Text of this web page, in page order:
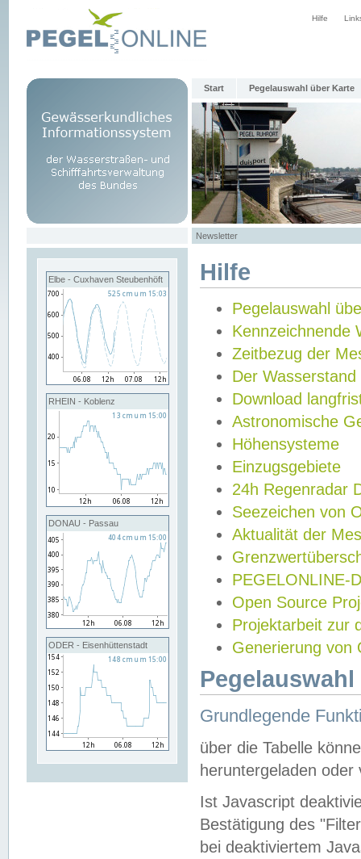
Hilfe
Start Pegelauswahl über Karte
Newsletter
Elbe - Cuxhaven Steubenhöft
RHEIN - Koblenz
DONAU - Passau
ODER - Eisenhüttenstadt
Hilfe
Pegelauswahl
Kennzeichnende
Zeitbezug der
Der Wasserstand
Download
Astronomische
Höhensysteme
Einzugsgebiete
24h Regenradar
Seezeichen von
Aktualität der
PEGELONLINE-
Open Source
Projektarbeit zur
Generierung von
Grundlegende
über die Tabelle
heruntergeladen oder
Ist Javascript
Bestätigung des
bei deaktiviertem